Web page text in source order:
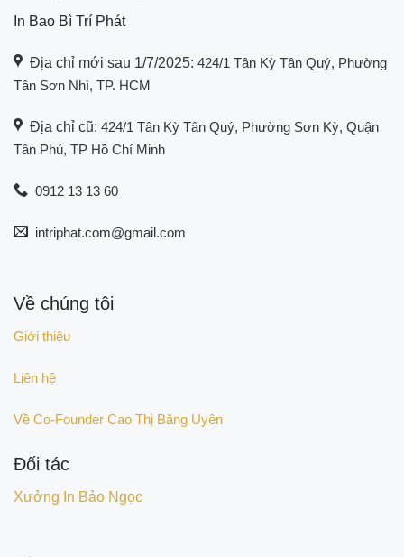
In Bao Bì Trí Phát
Địa chỉ mới sau 1/7/2025: 424/1 Tân Kỳ Tân Quý, Phường
Tân Sơn Nhì, TP. HCM
Địa chỉ cũ: 424/1 Tân Kỳ Tân Quý, Phường Sơn Kỳ, Quận
Tân Phú, TP Hồ Chí Minh
0912 13 13 60
intriphat.com@gmail.com
Về chúng tôi
Giới thiệu
Liên hệ
Về Co-Founder Cao Thị Băng Uyên
Đối tác
Xưởng In Bảo Ngọc